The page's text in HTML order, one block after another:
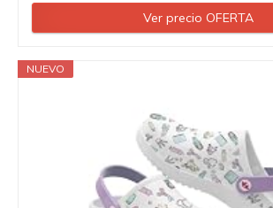
Ver precio OFERTA
NUEVO